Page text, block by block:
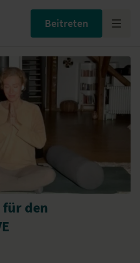
Beitreten
für den